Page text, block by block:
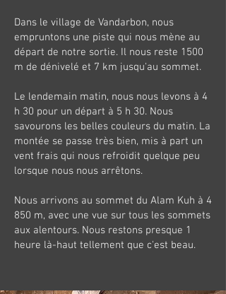
Dans le village de Vandarbon, nous
empruntons une piste qui nous mène au
départ de notre sortie. Il nous reste 1500
m de dénivelé et 7 km jusqu'au sommet.
Le lendemain matin, nous nous levons à 4
h 30 pour un départ à 5 h 30. Nous
savourons les belles couleurs du matin. La
montée se passe très bien, mis à part un
vent frais qui nous refroidit quelque peu
lorsque nous nous arrêtons.
Nous arrivons au sommet du Alam Kuh à 4
850 m, avec une vue sur tous les sommets
aux alentours. Nous restons presque 1
heure là-haut tellement que c'est beau.